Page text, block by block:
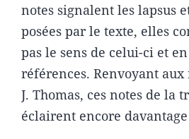
notes signalent les lapsus
posées par le texte, elles
pas le sens de celui-ci et
références. Renvoyant aux
J. Thomas, ces notes de la
éclairent encore